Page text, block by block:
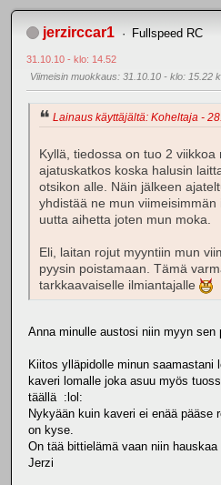
jerzirccar1 Fullspeed RC
31.10.10 - klo: 14.52
Viimeisin muokkaus: 31.10.10 - klo: 15.22
Lainaus käyttäjältä: Koheltaja -
Kyllä, tiedossa on tuo 2 viikkoa
ajatuskatkos koska halusin
otsikon alle. Näin jälkeen
yhdistää ne mun
uutta aihetta joten mun moka.
Eli, laitan rojut myyntiin mun
pyysin poistamaan. Tämä
tarkkaavaiselle ilmiantajalle
Anna minulle austosi niin myyn
Kiitos ylläpidolle minun saamastani
kaveri lomalle joka asuu myös
täällä :lol:
Nykyään kuin kaveri ei enää pääse
on kyse.
On tää bittielämä vaan niin
Jerzi